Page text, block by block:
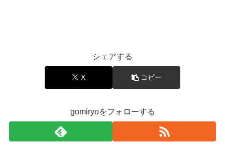
シェアする
X コピー
gomiryoをフォローする